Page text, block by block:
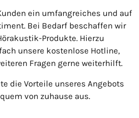
ein umfangreiches und auf
Bei Bedarf beschaffen wir
Produkte. Hierzu
unsere kostenlose Hotline,
Fragen gerne weiterhilft.
die Vorteile unseres Angebots
von zuhause aus.